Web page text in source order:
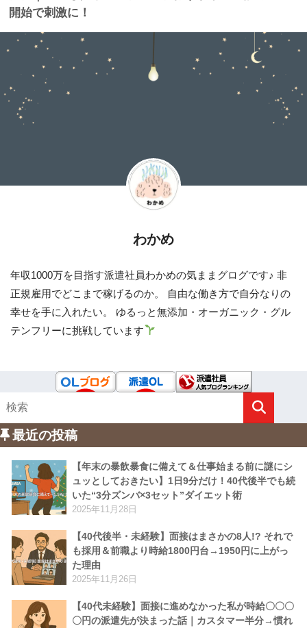
開始で刺激に！
わかめ
年収1000万を目指す派遣社員わかめの気ままグログです♪ 非
正規雇用でどこまで稼げるのか。 自由な働き方で自分なりの
幸せを手に入れたい。 ゆるっと無添加・オーガニック・グル
テンフリーに挑戦しています
最近の投稿
【年末の暴飲暴食に備えて＆仕事始まる前に謎にシ
ュッとしておきたい】1日9分だけ！40代後半でも続
いた“3分ズンバ×3セット”ダイエット術
2025年11月28日
【40代後半・未経験】面接はまさかの8人!? それで
も採用＆前職より時給1800円台→1950円に上がっ
た理由
2025年11月26日
【40代未経験】面接に進めなかった私が時給〇〇〇
〇円の派遣先が決まった話｜カスタマー半分→慣れ